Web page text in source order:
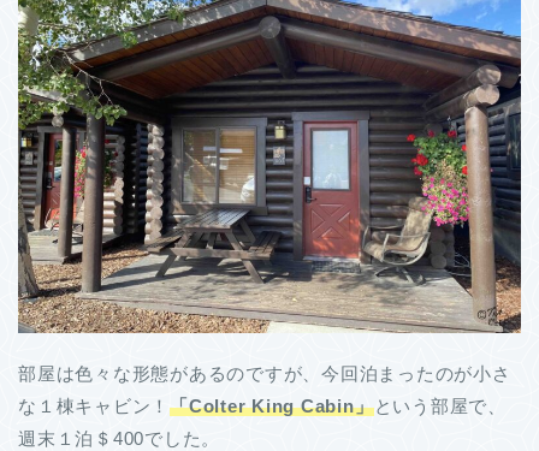
部屋は色々な形態があるのですが、今回泊まったのが小さ
な１棟キャビン！「Colter King Cabin」という部屋で、
週末１泊＄400でした。